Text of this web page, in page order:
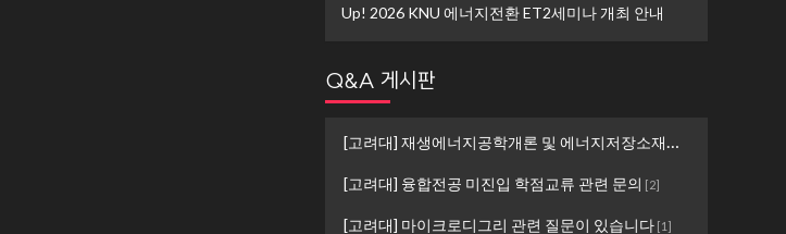
Up! 2026 KNU 에너지전환 ET2세미나 개최 안내
Q&A 게시판
[고려대] 재생에너지공학개론 및 에너지저장소재설계 ...
[고려대] 융합전공 미진입 학점교류 관련 문의 [2]
[고려대] 마이크로디그리 관련 질문이 있습니다[1]